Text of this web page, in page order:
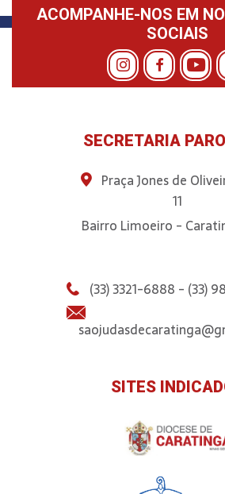
ACOMPANHE-NOS EM
SOCIAIS
SECRETARIA
Praça Jones de
11
Bairro Limoeiro -
(33) 3321-6888 - (33)
SITES